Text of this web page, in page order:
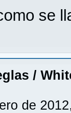
se
/
de